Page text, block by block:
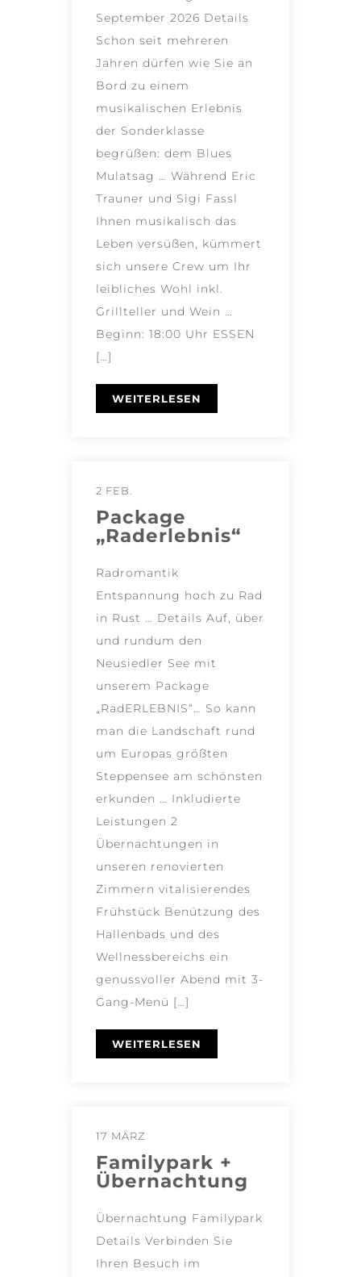
September 2026 Details
Schon seit mehreren
Jahren dürfen wie Sie an
Bord zu einem
musikalischen Erlebnis
der Sonderklasse
begrüßen: dem Blues
Mulatsag … Während Eric
Trauner und Sigi Fassl
Ihnen musikalisch das
Leben versüßen, kümmert
sich unsere Crew um Ihr
leibliches Wohl inkl.
Grillteller und Wein …
Beginn: 18:00 Uhr ESSEN
[…]
WEITERLESEN
2 FEB.
Package
„Raderlebnis“
Radromantik
Entspannung hoch zu Rad
in Rust … Details Auf, über
und rundum den
Neusiedler See mit
unserem Package
„RadERLEBNIS“… So kann
man die Landschaft rund
um Europas größten
Steppensee am schönsten
erkunden … Inkludierte
Leistungen 2
Übernachtungen in
unseren renovierten
Zimmern vitalisierendes
Frühstück Benützung des
Hallenbads und des
Wellnessbereichs ein
genussvoller Abend mit 3-
Gang-Menü […]
WEITERLESEN
17 MÄRZ
Familypark +
Übernachtung
Übernachtung Familypark
Details Verbinden Sie
Ihren Besuch im